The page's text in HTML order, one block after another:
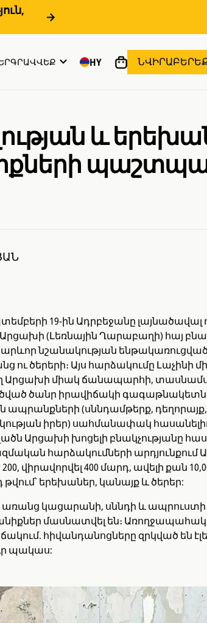
HY
և
19-ին Ադրբեջանը
(Լեռնային Ղարաբաղի) հայ
նշանակության
ու ծերերի։ Այս հարձակումը Լաչինի
Արցախի միակ ճանապարհի,
ծանր իրավիճակի գագաթնակետն
(սննդամթերք, դեղորայք,
իրեր) սահմանափակ
Արցախի խոցելի բնակչությանը
հարձակումների արդյունքում
վիրավորվել 400 մարդ, ավելի քան
երեխաներ, կանայք և ծերեր:
կացարանի, սննդի և ապրուստի
մասնատվել են։
հիվանդանոցները զրկված են
պակաս: